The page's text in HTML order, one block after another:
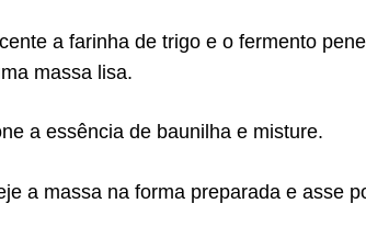
a farinha de trigo e o fermento
massa lisa.
a essência de baunilha e misture.
a massa na forma preparada e asse